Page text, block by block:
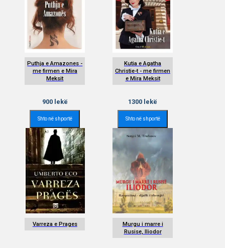
Puthja e Amazones -
me firmen e Mira
Meksit
900lekë
Shto në shportë
Kutia e Agatha
Christie-t - me firmen
e Mira Meksit
1300 lekë
Shto në shportë
Varreza e Prages
Murgu i marre i
Rusise, Iliodor